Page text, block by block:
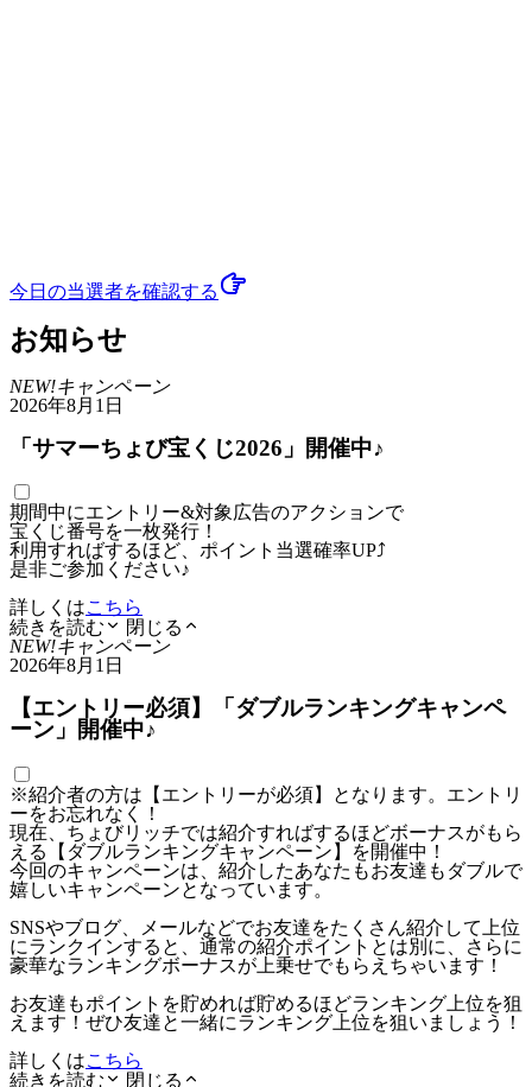
今日の当選者を確認する
お知らせ
NEW!キャンペーン
2026年8月1日
「サマーちょび宝くじ2026」開催中♪
期間中にエントリー&対象広告のアクションで
宝くじ番号を一枚発行！
利用すればするほど、ポイント当選確率UP⤴
是非ご参加ください♪
詳しくはこちら
続きを読む
閉じる
NEW!キャンペーン
2026年8月1日
【エントリー必須】「ダブルランキングキャンペ
ーン」開催中♪
※紹介者の方は【エントリーが必須】となります。エントリ
ーをお忘れなく！
現在、ちょびリッチでは紹介すればするほどボーナスがもら
える【ダブルランキングキャンペーン】を開催中！
今回のキャンペーンは、紹介したあなたもお友達もダブルで
嬉しいキャンペーンとなっています。
SNSやブログ、メールなどでお友達をたくさん紹介して上位
にランクインすると、通常の紹介ポイントとは別に、さらに
豪華なランキングボーナスが上乗せでもらえちゃいます！
お友達もポイントを貯めれば貯めるほどランキング上位を狙
えます！ぜひ友達と一緒にランキング上位を狙いましょう！
詳しくはこちら
続きを読む
閉じる